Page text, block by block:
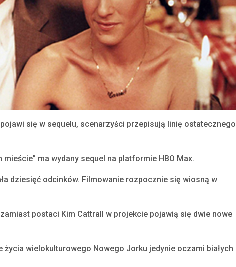
się w sequelu, scenarzyści przepisują linię ostatecznego
ma wydany sequel na platformie HBO Max.
dziesięć odcinków. Filmowanie rozpocznie się wiosną w
postaci Kim Cattrall w projekcie pojawią się dwie nowe
życia wielokulturowego Nowego Jorku jedynie oczami białych